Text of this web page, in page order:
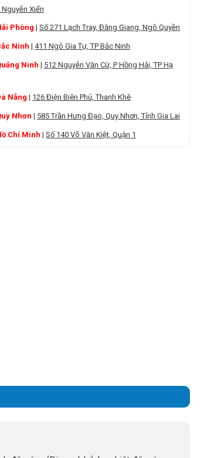
Xiển
Phòng | Số 271 Lạch Tray, Đằng Giang, Ngô Quyền
Ninh | 411 Ngô Gia Tự, TP Bắc Ninh
Ninh | 512 Nguyễn Văn Cừ, P Hồng Hải, TP Hạ
Nẵng | 126 Điện Biên Phủ, Thanh Khê
Nhơn | 585 Trần Hưng Đạo, Quy Nhơn, Tỉnh Gia Lai
Chí Minh | Số 140 Võ Văn Kiệt, Quận 1